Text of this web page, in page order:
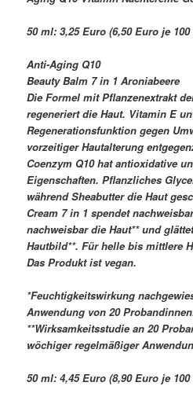
50 ml: 3,25 Euro (6,50 Euro je
Anti-Aging Q10
Beauty Balm 7 in 1 Aroniabeere
Die Formel mit Pflanzenextrakt
regeneriert die Haut. Vitamin E
Regenerationsfunktion gegen
vorzeitiger Hautalterung
Coenzym Q10 hat antioxidative
Eigenschaften. Pflanzliches
während Sheabutter die Haut
Cream 7 in 1 spendet
nachweisbar die Haut** und
Hautbild**. Für helle bis mittlere
Das Produkt ist vegan.
*Feuchtigkeitswirkung
Anwendung von 20
**Wirksamkeitsstudie an 20
wöchiger regelmäßiger
50 ml: 4,45 Euro (8,90 Euro je